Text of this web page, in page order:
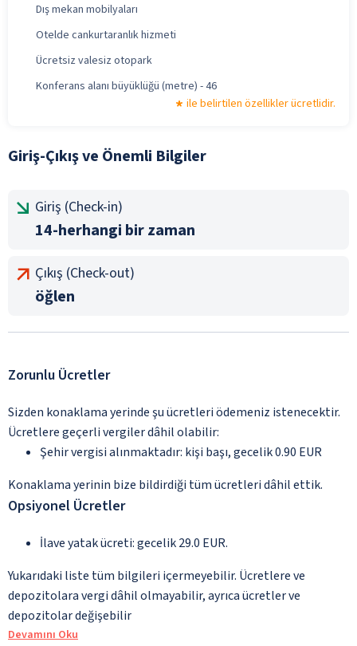
Dış mekan mobilyaları
Otelde cankurtaranlık hizmeti
Ücretsiz valesiz otopark
Konferans alanı büyüklüğü (metre) - 46
ile belirtilen özellikler ücretlidir.
Giriş-Çıkış ve Önemli Bilgiler
Giriş (Check-in)
14-herhangi bir zaman
Çıkış (Check-out)
öğlen
Zorunlu Ücretler
Sizden konaklama yerinde şu ücretleri ödemeniz istenecektir.
Ücretlere geçerli vergiler dâhil olabilir:
Şehir vergisi alınmaktadır: kişi başı, gecelik 0.90 EUR
Konaklama yerinin bize bildirdiği tüm ücretleri dâhil ettik.
Opsiyonel Ücretler
İlave yatak ücreti: gecelik 29.0 EUR.
Yukarıdaki liste tüm bilgileri içermeyebilir. Ücretlere ve
depozitolara vergi dâhil olmayabilir, ayrıca ücretler ve
depozitolar değişebilir
Devamını Oku